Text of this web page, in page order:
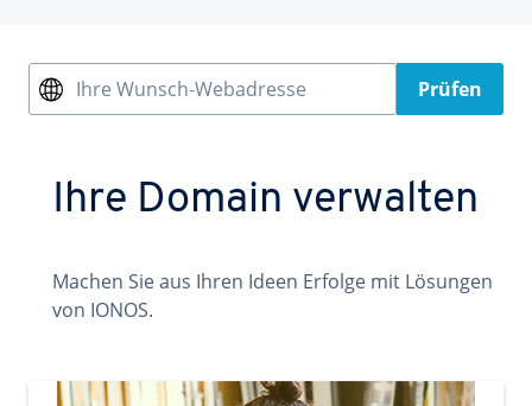
Ihre Wunsch-Webadresse Prüfen
Ihre Domain verwalten
Machen Sie aus Ihren Ideen Erfolge mit Lösungen
von IONOS.